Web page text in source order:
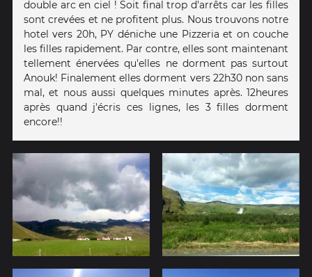
double arc en ciel ! Soit final trop d'arrêts car les filles
sont crevées et ne profitent plus. Nous trouvons notre
hotel vers 20h, PY déniche une Pizzeria et on couche
les filles rapidement. Par contre, elles sont maintenant
tellement énervées qu'elles ne dorment pas surtout
Anouk! Finalement elles dorment vers 22h30 non sans
mal, et nous aussi quelques minutes après. 12heures
après quand j'écris ces lignes, les 3 filles dorment
encore!!